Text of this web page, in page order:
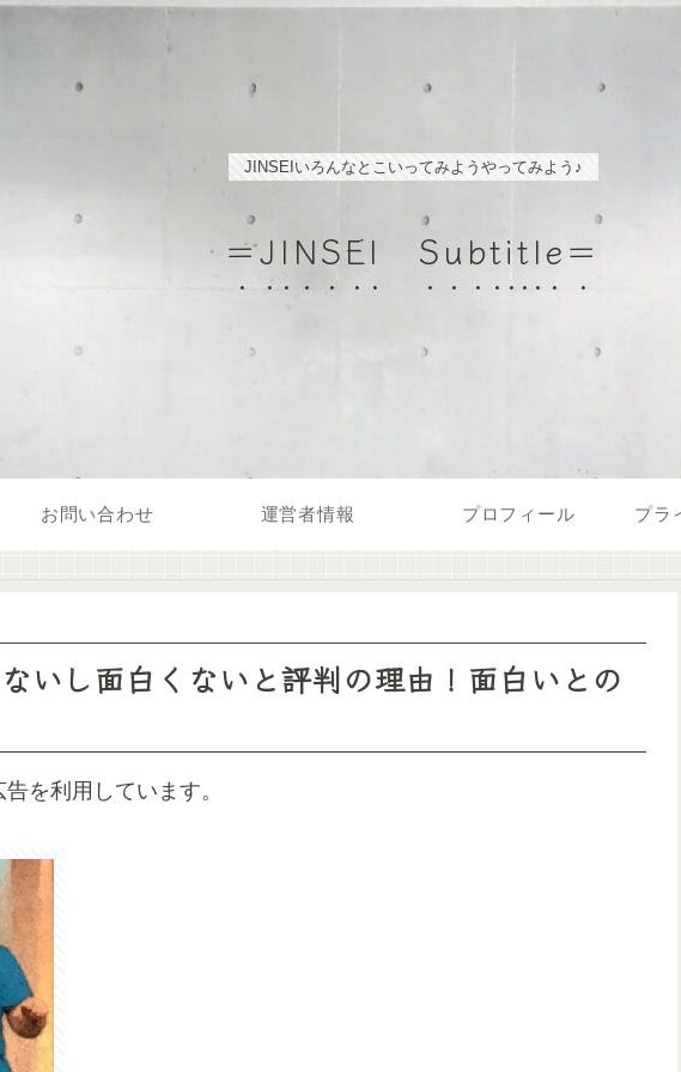
JINSEIいろんなとこいってみようやってみよう♪
＝JINSEI Subtitle＝
お問い合わせ 運営者情報 プロフィール プラ
いし面白くないと評判の理由！面白いとの
を利用しています。